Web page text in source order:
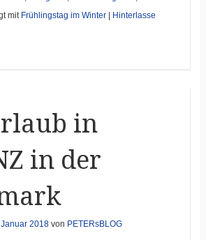
mit Frühlingstag im Winter
Hinterlasse
in
in der
2018von PETERsBLOG